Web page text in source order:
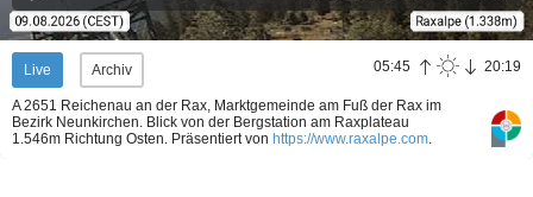
Live Archiv 05:45 20:19
A 2651 Reichenau an der Rax, Marktgemeinde am Fuß der Rax im
Bezirk Neunkirchen. Blick von der Bergstation am Raxplateau
1.546m Richtung Osten. Präsentiert von https://www.raxalpe.com.